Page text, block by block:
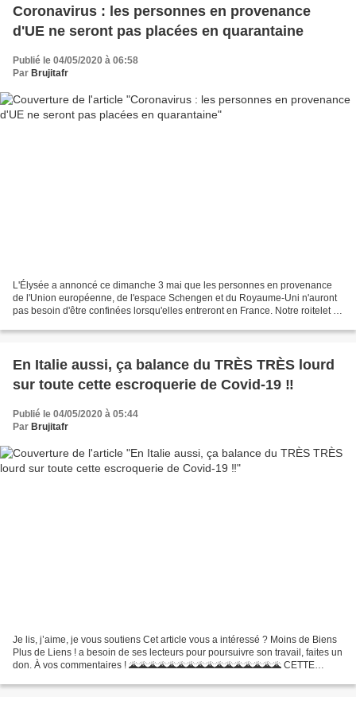
Coronavirus : les personnes en provenance
d'UE ne seront pas placées en quarantaine
Publié le 04/05/2020 à 06:58
Par Brujitafr
L'Élysée a annoncé ce dimanche 3 mai que les personnes en provenance
de l'Union européenne, de l'espace Schengen et du Royaume-Uni n'auront
pas besoin d'être confinées lorsqu'elles entreront en France. Notre roitelet a
En Italie aussi, ça balance du TRÈS TRÈS lourd
sur toute cette escroquerie de Covid-19 ‼️
Publié le 04/05/2020 à 05:44
Par Brujitafr
Je lis, j’aime, je vous soutiens Cet article vous a intéressé ? Moins de Biens
Plus de Liens ! a besoin de ses lecteurs pour poursuivre son travail, faites un
don. À vos commentaires ! 🌋🌋🌋🌋🌋🌋🌋🌋🌋🌋🌋🌋🌋🌋🌋🌋 CETTE
🌋...